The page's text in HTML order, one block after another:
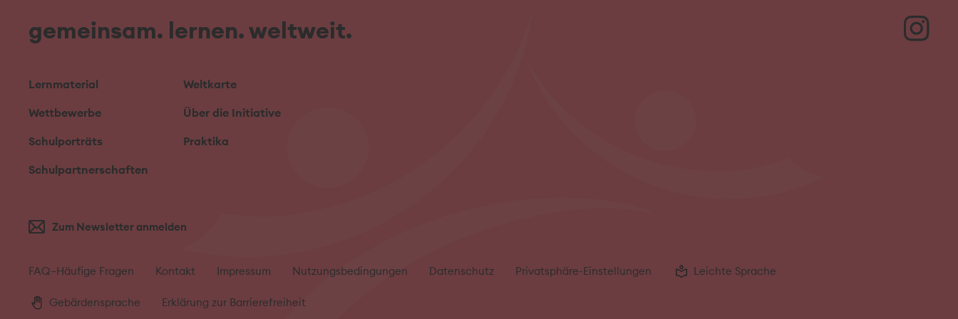
gemeinsam. lernen. weltweit.
Lernmaterial
Wettbewerbe
Schulporträts
Schulpartnerschaften
Weltkarte
Über die Initiative
Praktika
Zum Newsletter anmelden
FAQ–Häufige Fragen Kontakt Impressum Nutzungsbedingungen Datenschutz Privatsphäre-Einstellungen Leichte Sprache
Gebärdensprache Erklärung zur Barrierefreiheit